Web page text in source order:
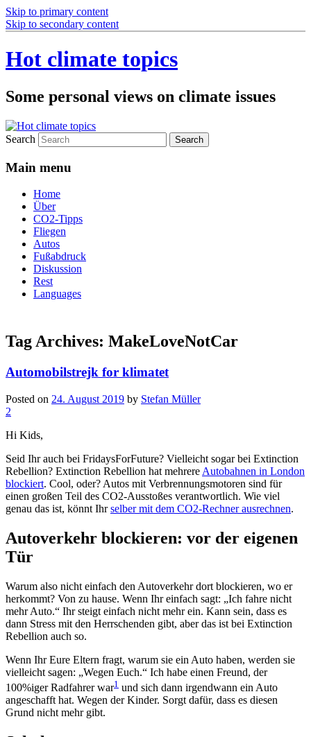
Skip to primary content
Skip to secondary content
Hot climate topics
Some personal views on climate issues
Search
Main menu
Home
Über
CO2-Tipps
Fliegen
Autos
Fußabdruck
Diskussion
Rest
Languages
Tag Archives: MakeLoveNotCar
Automobilstrejk for klimatet
Posted on 24. August 2019 by Stefan Müller
2
Hi Kids,
Seid Ihr auch bei FridaysForFuture? Vielleicht sogar bei Extinction
Rebellion? Extinction Rebellion hat mehrere Autobahnen in London
blockiert. Cool, oder? Autos mit Verbrennungsmotoren sind für
einen großen Teil des CO2-Ausstoßes verantwortlich. Wie viel
genau das ist, könnt Ihrselber mit dem CO2-Rechner ausrechnen.
Autoverkehr blockieren: vor der eigenen
Tür
Warum also nicht einfach den Autoverkehr dort blockieren, wo er
herkommt? Von zu hause. Wenn Ihr einfach sagt: „Ich fahre nicht
mehr Auto.“ Ihr steigt einfach nicht mehr ein. Kann sein, dass es
dann Stress mit den Herrschenden gibt, aber das ist bei Extinction
Rebellion auch so.
Wenn Ihr Eure Eltern fragt, warum sie ein Auto haben, werden sie
vielleicht sagen: „Wegen Euch.“ Ich habe einen Freund, der
100%iger Radfahrer war1 und sich dann irgendwann ein Auto
angeschafft hat. Wegen der Kinder. Sorgt dafür, dass es diesen
Grund nicht mehr gibt.